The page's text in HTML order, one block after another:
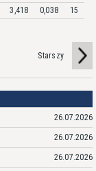
3,418 0,038
15
Starszy
26.07.2026
26.07.2026
26.07.2026